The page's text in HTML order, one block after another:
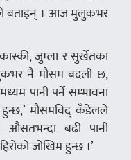
बताइन् । आज मुलुकभर
जुम्ला र सुर्खेतका
नै मौसम बदली छ,
पानी पर्ने सम्भावना
हुन्छ,’ मौसमविद् कँडेलले
औसतभन्दा बढी पानी
जोखिम हुन्छ ।’